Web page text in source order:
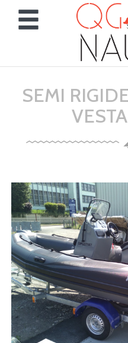
SEMI
Panneau de gestion des